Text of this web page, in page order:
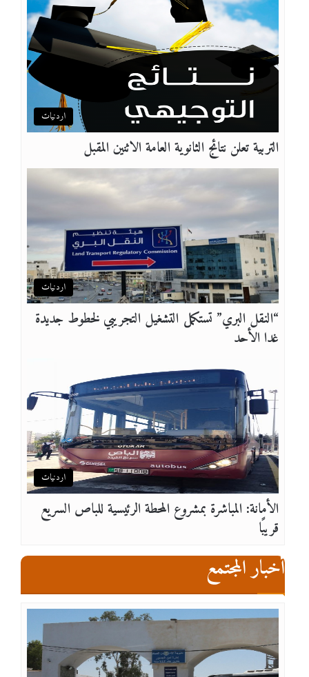
اردنيات
التربية تعلن نتائج الثانوية العامة الاثنين المقبل
اردنيات
“النقل البري” تستكمل التشغيل التجريبي لخطوط جديدة
غدا الأحد
اردنيات
الأمانة: المباشرة بمشروع المحطة الرئيسية للباص السريع
قريبًا
أخبار المجتمع